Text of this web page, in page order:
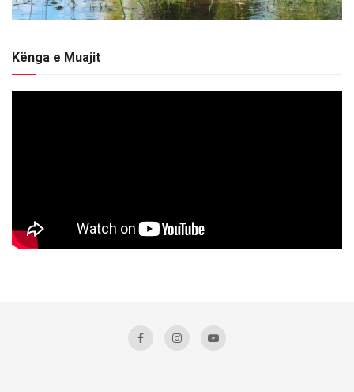
Kënga e Muajit